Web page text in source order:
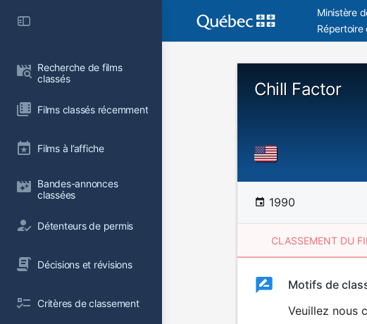
Recherche de films
classés
Films classés récemment
Films à l’affiche
Bandes-annonces
classées
Détenteurs de permis
Décisions et révisions
Critères de classement
Ministère
Répertoire
Chill Factor
1990
CLASSEMENT DU
ClassementClassement
Motifs de
Veuillez nous